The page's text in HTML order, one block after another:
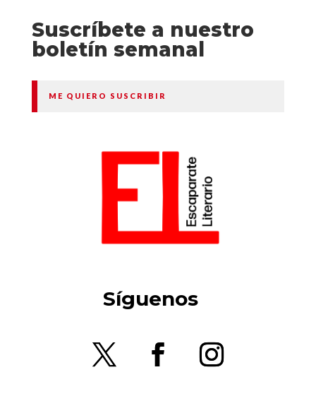
Suscríbete a nuestro
boletín semanal
ME QUIERO SUSCRIBIR
Síguenos